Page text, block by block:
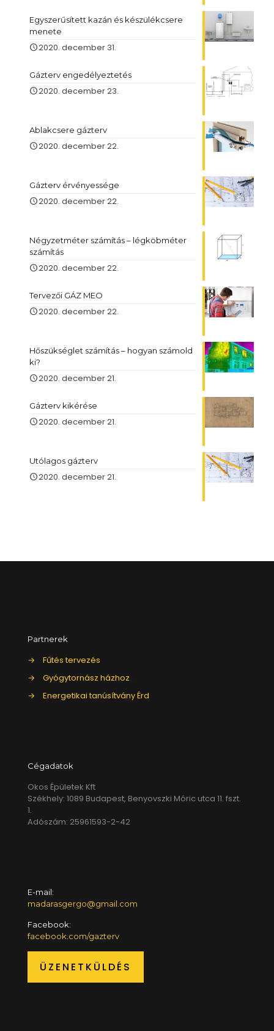
Egyszerűsített kazán és készülékcsere
menete
2020. december 31.
Gázterv engedélyeztetés
2020. december 23.
Ablakcsere gázterv
2020. december 22.
Gázterv érvényessége
2020. december 22.
Négyzetméter számítás – légköbméter
számítás
2020. december 22.
Tervezői GÁZ MEO
2020. december 22.
Hőszükséglet számítás – hogyan számold
ki?
2020. december 21.
Gázterv kikérése
2020. december 21.
Utólagos gázterv
2020. december 21.
Partnerek
→
Fűtés tervezés
→
Gyógytornász házhoz
→
Energetikai tanúsítvány Érd
Cégadatok
Okos Épületek Kft
Székhely: 1089 Budapest, Benyovszki Móric utca 11. fszt.
1.
Adószám: 25961593-2-42
E-mail:
madarasgergo@gmail.com
Facebook:
facebook.com/gazterv
ÜZENETKÜLDÉS